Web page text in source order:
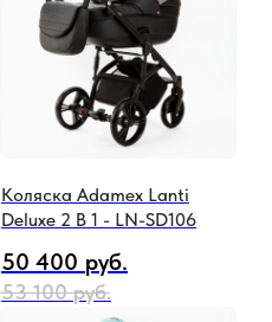
Коляска Adamex Lanti
Deluxe 2 В 1 - LN-SD106
50 400 руб.
53 100 руб.